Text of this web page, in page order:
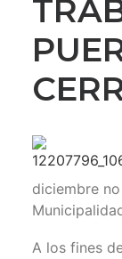
diciembre
A los fines